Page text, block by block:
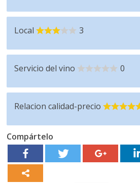
Local 3
Servicio del vino 0
Relacion calidad-precio
Compártelo